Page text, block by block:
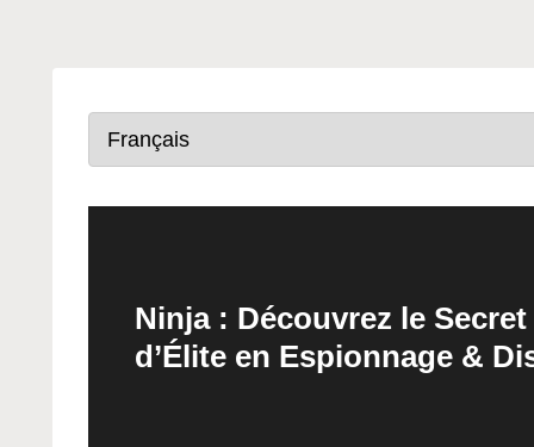
Ninja : Découvrez le
d’Élite en Espionnage &